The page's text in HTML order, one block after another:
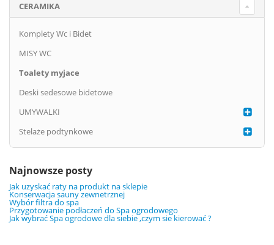
CERAMIKA
Komplety Wc i Bidet
MISY WC
Toalety myjace
Deski sedesowe bidetowe
UMYWALKI
Stelaże podtynkowe
Najnowsze posty
Jak uzyskać raty na produkt na sklepie
Konserwacja sauny zewnetrznej
Wybór filtra do spa
Przygotowanie podłaczeń do Spa ogrodowego
Jak wybrać Spa ogrodowe dla siebie ,czym sie kierować ?